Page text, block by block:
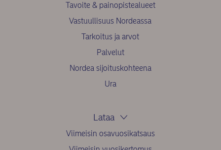
Tavoite & painopistealueet
Vastuullisuus Nordeassa
Tarkoitus ja arvot
Palvelut
Nordea sijoituskohteena
Ura
Lataa
Viimeisin osavuosikatsaus